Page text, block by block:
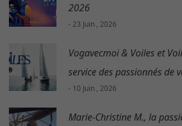
2026
- 23 Juin , 2026
Vogavecmoi & Voiles et
service des passionnés de
- 10 Juin , 2026
Marie-Christine M., la